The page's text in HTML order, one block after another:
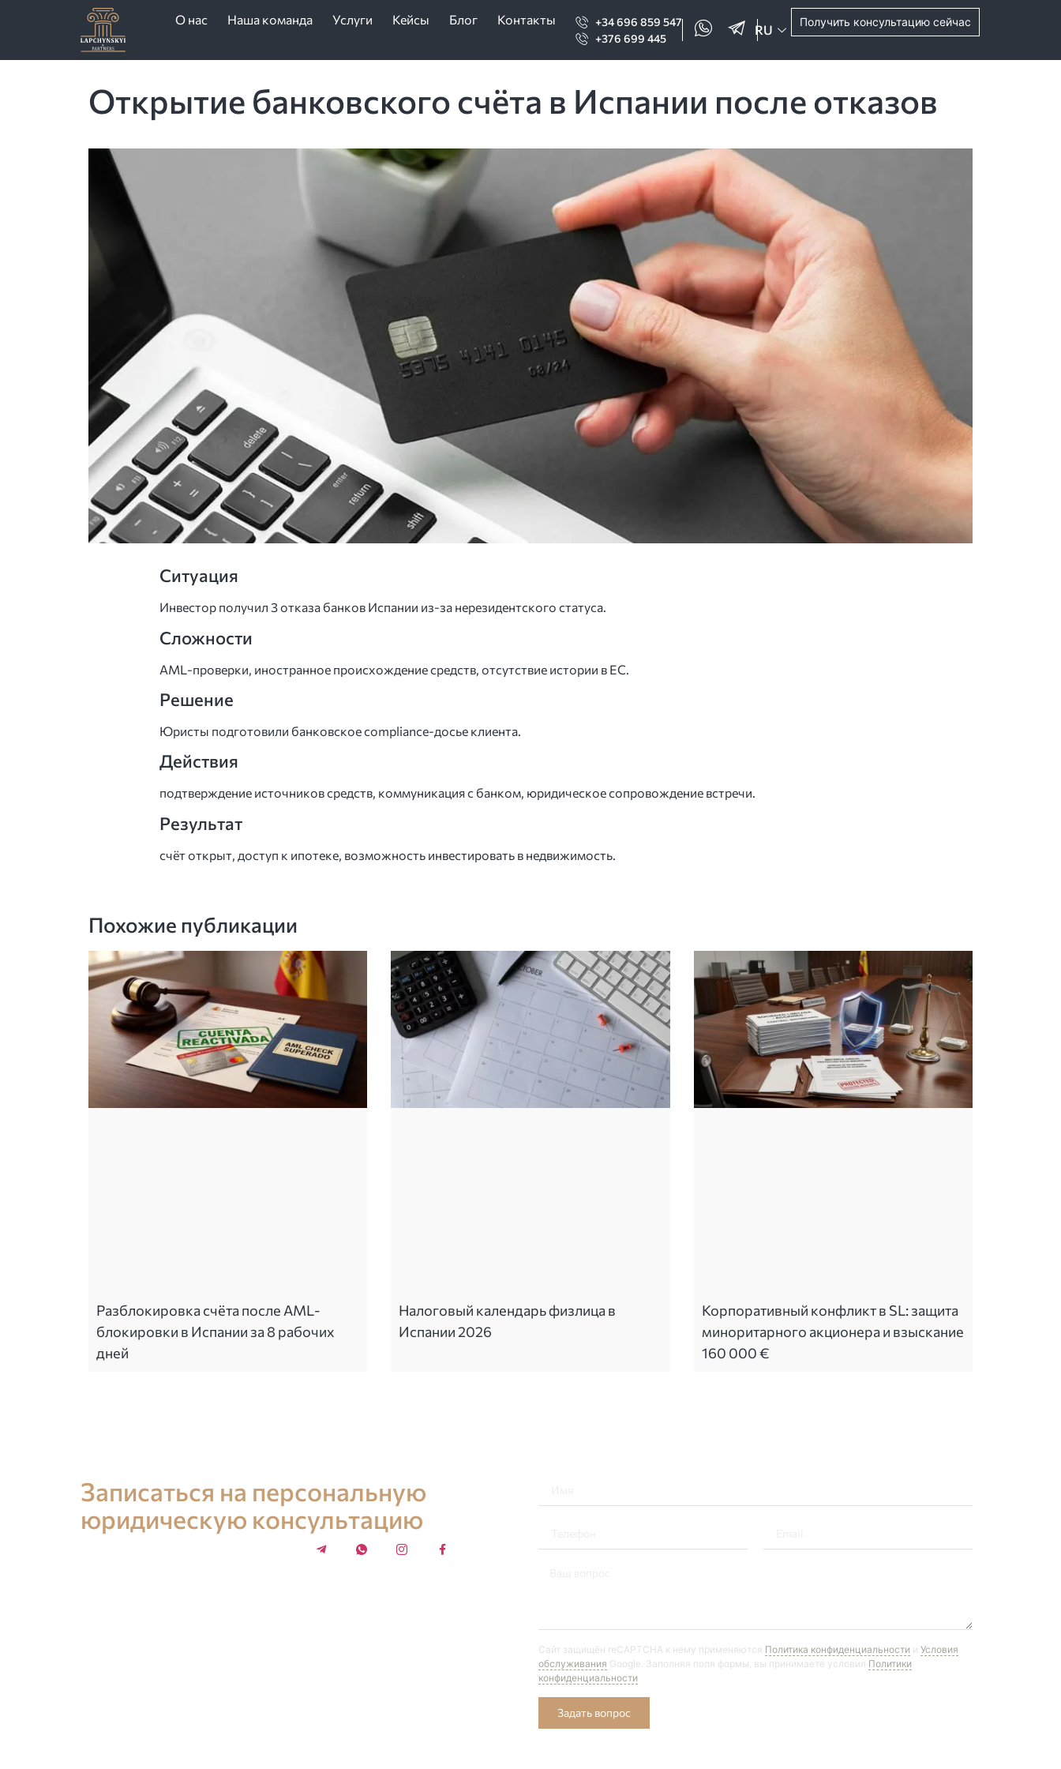
О нас Наша команда Услуги Кейсы Блог Контакты
+34 696 859 547
+376 699 445
RU
Получить консультацию сейчас
Открытие банковского счёта в Испании после отказов
Ситуация
Инвестор получил 3 отказа банков Испании из-за нерезидентского статуса.
Сложности
AML-проверки, иностранное происхождение средств, отсутствие истории в ЕС.
Решение
Юристы подготовили банковское compliance-досье клиента.
Действия
подтверждение источников средств, коммуникация с банком, юридическое сопровождение встречи.
Результат
счёт открыт, доступ к ипотеке, возможность инвестировать в недвижимость.
Похожие публикации
Разблокировка счёта после AML-
блокировки в Испании за 8 рабочих
дней
Налоговый календарь физлица в
Испании 2026
Корпоративный конфликт в SL: защита
миноритарного акционера и взыскание
160 000 €
Записаться на персональную
юридическую консультацию
Сайт защищён reCAPTCHA к нему применяются Политика конфиденциальности и Условия
обслуживания Google. Заполняя поля формы, вы принимаете условия Политики
конфиденциальности
Задать вопрос